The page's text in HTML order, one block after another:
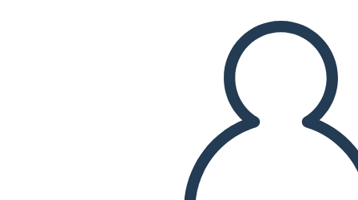
Copy this Storyboard
CREATE A STORYBOARD
PLAY SLIDESHOW
READ TO ME